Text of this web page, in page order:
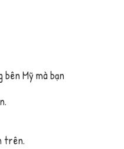
Mỹ mà bạn
trên.